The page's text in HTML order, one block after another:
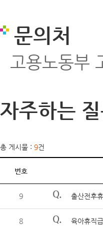
문의처
고용노동부
자주하는
총 게시물 : 9건
번호
9 Q. 출산전후
8 Q. 육아휴직